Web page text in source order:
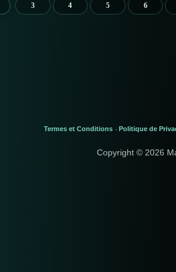
3 4 5 6
Termes et Conditions - Politique de
Copyright © 2026